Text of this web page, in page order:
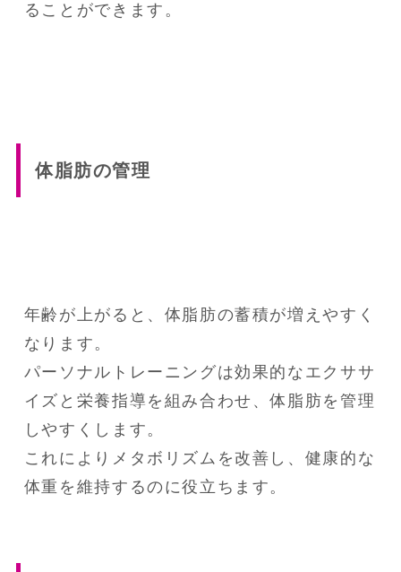
ることができます。
体脂肪の管理
年齢が上がると、体脂肪の蓄積が増えやすく
なります。
パーソナルトレーニングは効果的なエクササ
イズと栄養指導を組み合わせ、体脂肪を管理
しやすくします。
これによりメタボリズムを改善し、健康的な
体重を維持するのに役立ちます。